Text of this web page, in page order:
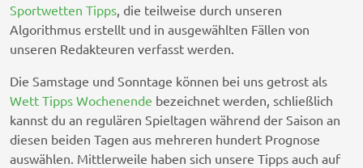
Sportwetten Tipps, die teilweise durch unseren
Algorithmus erstellt und in ausgewählten Fällen von
unseren Redakteuren verfasst werden.
Die Samstage und Sonntage können bei uns getrost als
Wett Tipps Wochenende bezeichnet werden, schließlich
kannst du an regulären Spieltagen während der Saison an
diesen beiden Tagen aus mehreren hundert Prognose
auswählen. Mittlerweile haben sich unsere Tipps auch auf